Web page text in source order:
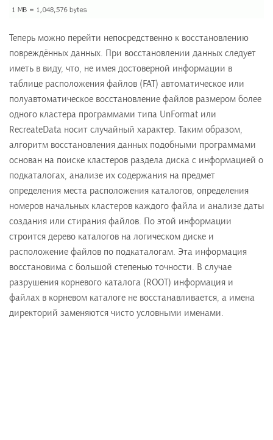
Теперь можно перейти непосредственно к восстановлению
повреждённых данных. При восстановлении данных следует
иметь в виду, что, не имея достоверной информации в
таблице расположения файлов (FAT) автоматическое или
полуавтоматическое восстановление файлов размером более
одного кластера программами типа UnFormat или
RecreateData носит случайный характер. Таким образом,
алгоритм восстановления данных подобными программами
основан на поиске кластеров раздела диска с информацией о
подкаталогах, анализе их содержания на предмет
определения места расположения каталогов, определения
номеров начальных кластеров каждого файла и анализе даты
создания или стирания файлов. По этой информации
строится дерево каталогов на логическом диске и
расположение файлов по подкаталогам. Эта информация
восстановима с большой степенью точности. В случае
разрушения корневого каталога (ROOT) информация и
файлах в корневом каталоге не восстанавливается, а имена
директорий заменяются чисто условными именами.